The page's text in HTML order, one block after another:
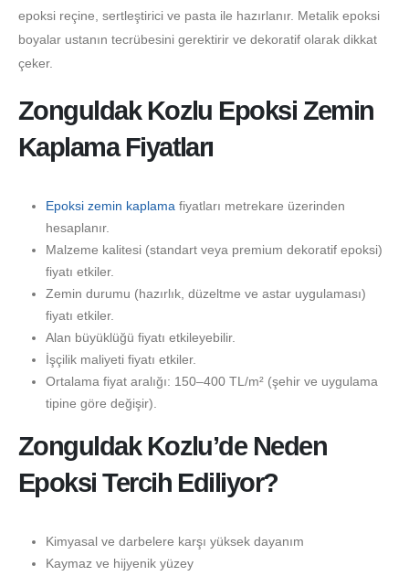
epoksi reçine, sertleştirici ve pasta ile hazırlanır. Metalik epoksi
boyalar ustanın tecrübesini gerektirir ve dekoratif olarak dikkat
çeker.
Zonguldak Kozlu Epoksi Zemin
Kaplama Fiyatları
Epoksi zemin kaplama fiyatları metrekare üzerinden
hesaplanır.
Malzeme kalitesi (standart veya premium dekoratif epoksi)
fiyatı etkiler.
Zemin durumu (hazırlık, düzeltme ve astar uygulaması)
fiyatı etkiler.
Alan büyüklüğü fiyatı etkileyebilir.
İşçilik maliyeti fiyatı etkiler.
Ortalama fiyat aralığı: 150–400 TL/m² (şehir ve uygulama
tipine göre değişir).
Zonguldak Kozlu’de Neden
Epoksi Tercih Ediliyor?
Kimyasal ve darbelere karşı yüksek dayanım
Kaymaz ve hijyenik yüzey